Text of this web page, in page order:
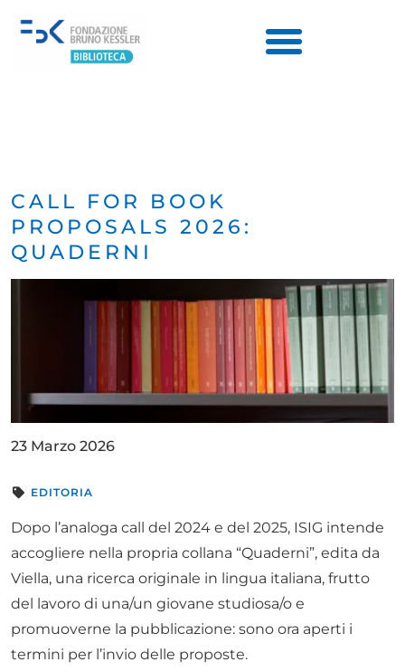
CALL FOR BOOK
PROPOSALS 2026:
QUADERNI
23 Marzo 2026
EDITORIA
Dopo l’analoga call del 2024 e del 2025, ISIG intende
accogliere nella propria collana “Quaderni”, edita da
Viella, una ricerca originale in lingua italiana, frutto
del lavoro di una/un giovane studiosa/o e
promuoverne la pubblicazione: sono ora aperti i
termini per l’invio delle proposte.